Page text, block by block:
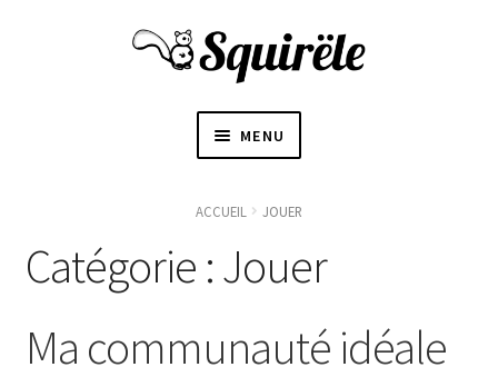
MENU
À PROPOS
ACCUEIL JOUER
Catégorie :Jouer
Ma communauté idéale